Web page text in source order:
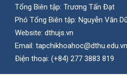
Tổng Biên tập: Trương Tấn Đạt
Phó Tổng Biên tập: Nguyễn Văn
Website: dthujs.vn
Email: tapchikhoahoc@dthu.edu.vn
Ðiện thoại: (+84) 277 3883 819